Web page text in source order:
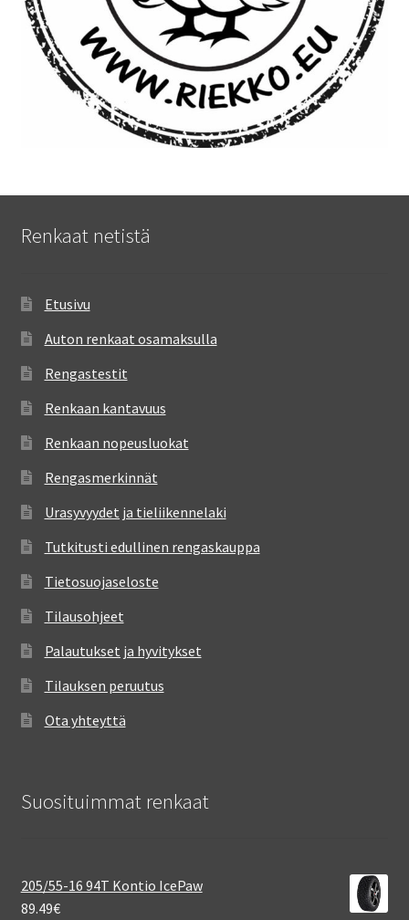
Renkaat netistä
Etusivu
Auton renkaat osamaksulla
Rengastestit
Renkaan kantavuus
Renkaan nopeusluokat
Rengasmerkinnät
Urasyvyydet ja tieliikennelaki
Tutkitusti edullinen rengaskauppa
Tietosuojaseloste
Tilausohjeet
Palautukset ja hyvitykset
Tilauksen peruutus
Ota yhteyttä
Suosituimmat renkaat
205/55-16 94T Kontio IcePaw
89.49€